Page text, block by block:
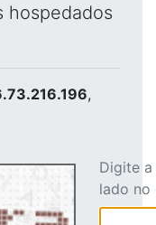
hospedados
,
Digite
lado no